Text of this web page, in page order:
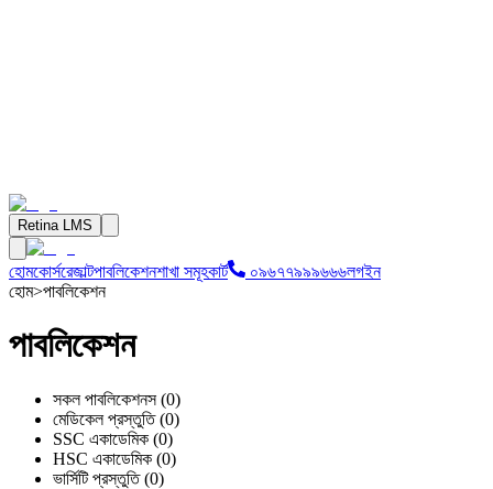
Retina LMS
হোমকোর্সরেজাল্টপাবলিকেশনশাখা সমূহকার্ট ০৯৬৭৭৯৯৯৬৬৬লগইন
হোম>পাবলিকেশন
পাবলিকেশন
সকল পাবলিকেশনস(0)
মেডিকেল প্রস্তুতি(0)
SSC একাডেমিক (0)
HSC একাডেমিক (0)
ভার্সিটি প্রস্তুতি(0)